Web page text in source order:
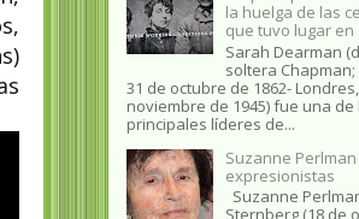
la huelga de las
que tuvo lugar en
Sarah Dearman
soltera
31 de octubre de 1862​-
noviembre de 1945)​ fue una de
principales líderes de...
Suzanne
expresionistas
Suzanne
Sternberg (18 de